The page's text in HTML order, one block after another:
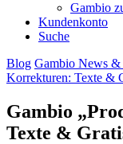
Gambio
Kundenkonto
Suche
Blog Gambio News &
Korrekturen: Texte &
Gambio
Texte &